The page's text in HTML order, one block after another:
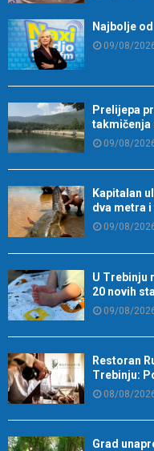
Najbolje
09/08/
Prelijepa
takmičenja
09/08/
Kapitalan
dva metra
09/08/
U Trebinju
20 novih
09/08/
Restoran
Trebinju:
08/08/
Grad